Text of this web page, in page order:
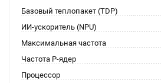
Базовый теплопакет (TDP)
ИИ-ускоритель (NPU)
Максимальная частота
Частота P-ядер
Процессор